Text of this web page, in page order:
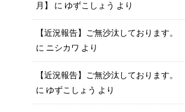
月】
に ゆずこしょう より
【近況報告】ご無沙汰しております。
に ニシカワ より
【近況報告】ご無沙汰しております。
に ゆずこしょう より